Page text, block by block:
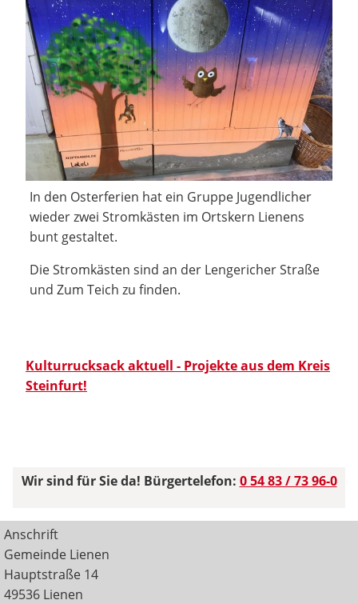
In den Osterferien hat ein Gruppe Jugendlicher
wieder zwei Stromkästen im Ortskern Lienens
bunt gestaltet.
Die Stromkästen sind an der Lengericher Straße
und Zum Teich zu finden.
Kulturrucksack aktuell - Projekte aus dem Kreis
Steinfurt!
Wir sind für Sie da! Bürgertelefon: 0 54 83 / 73 96-0
Anschrift
Gemeinde Lienen
Hauptstraße 14
49536 Lienen